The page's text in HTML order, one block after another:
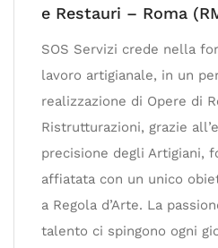
e Restauri – Roma
SOS Servizi crede nella
lavoro artigianale, in un
realizzazione di Opere di
Ristrutturazioni, grazie
precisione degli Artigiani,
affiatata con un unico
a Regola d’Arte. La
talento ci spingono ogni